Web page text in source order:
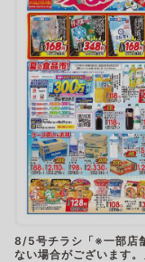
8/5号チラシ「※一部店
ない場合がございます。